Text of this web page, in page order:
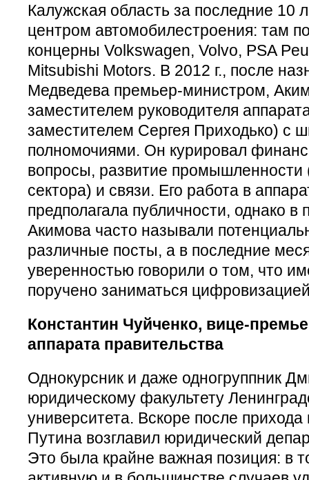
Калужская область за последние 10
центром автомобилестроения: там
концерны Volkswagen, Volvo, PSA
Mitsubishi Motors. В 2012 г., после
Медведева премьер-министром,
заместителем руководителя
заместителем Сергея Приходько) c
полномочиями. Он курировал
вопросы, развитие промышленности
сектора) и связи. Его работа в
предполагала публичности, однако в
Акимова часто называли
различные посты, а в последние
уверенностью говорили о том, что
поручено заниматься
Константин Чуйченко, вице-
аппарата правительства
Однокурсник и даже одногруппник
юридическому факультету
университета. Вскоре после
Путина возглавил юридический
Это была крайне важная позиция: в